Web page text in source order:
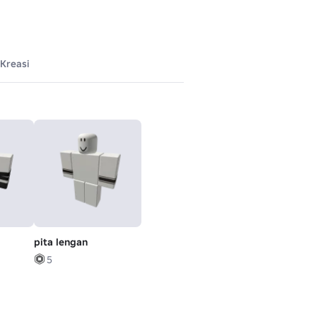
Kreasi
pita lengan
5